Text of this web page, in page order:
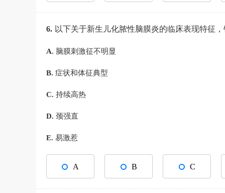
6. 以下关于新生儿化脓性脑膜炎的临床表现特
A. 脑膜刺激征不明显
B. 症状和体征典型
C. 持续高热
D. 颈强直
E. 易激惹
A B C